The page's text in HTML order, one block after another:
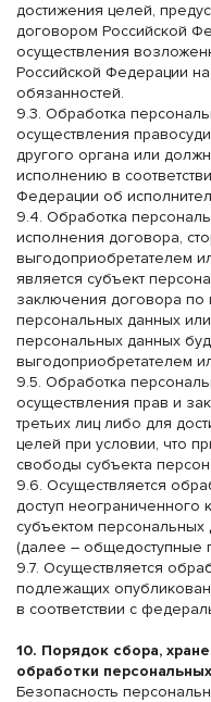
достижения целей,
договором Российской
осуществления
Российской Федерации
обязанностей.
9.3. Обработка
осуществления
другого органа или
исполнению в
Федерации об
9.4. Обработка
исполнения договора,
выгодоприобретателем
является субъект
заключения договора по
персональных данных
персональных данных
выгодоприобретателем
9.5. Обработка
осуществления прав и
третьих лиц либо для
целей при условии, что
свободы субъекта
9.6. Осуществляется
доступ неограниченного
субъектом
(далее – общедоступные
9.7. Осуществляется
подлежащих
в соответствии с
10. Порядок сбора,
обработки
Безопасность